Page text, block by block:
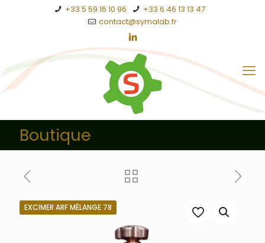
+33 5 59 16 10 96
+33 6 46 13 13 47
contact@symalab.fr
Boutique
EXCIMER ARF MÉLANGE 78